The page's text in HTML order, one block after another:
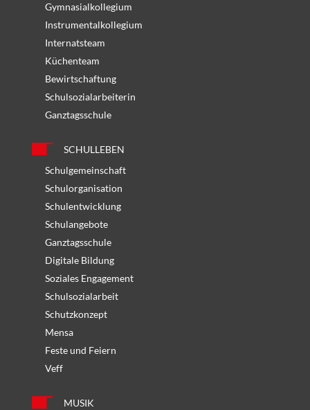
Gymnasialkollegium
Instrumentalkollegium
Internatsteam
Küchenteam
Bewirtschaftung
Schulsozialarbeiterin
Ganztagsschule
SCHULLEBEN
Schulgemeinschaft
Schulorganisation
Schulentwicklung
Schulangebote
Ganztagsschule
Digitale Bildung
Soziales Engagement
Schulsozialarbeit
Schutzkonzept
Mensa
Feste und Feiern
Veff
MUSIK